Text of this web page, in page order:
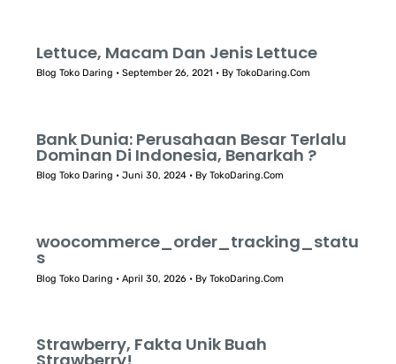
Lettuce, Macam Dan Jenis Lettuce
Blog Toko Daring •September 26, 2021 • ByTokoDaring.Com
Bank Dunia: Perusahaan Besar Terlalu
Dominan Di Indonesia, Benarkah ?
Blog Toko Daring •Juni 30, 2024 • ByTokoDaring.Com
woocommerce_order_tracking_statu
s
Blog Toko Daring •April 30, 2026 • ByTokoDaring.Com
Strawberry, Fakta Unik Buah